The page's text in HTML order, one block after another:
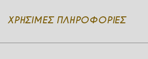
ΧΡΉΣΙΜΕΣ ΠΛΗΡΟΦΟΡΊΕΣ